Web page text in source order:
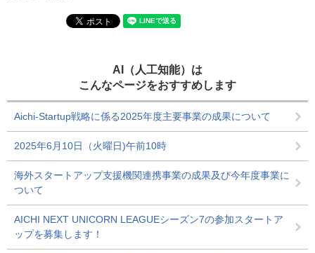
AI（人工知能）は
こんなページをおすすめします
Aichi-Startup戦略に係る2025年度主要事業の成果について
2025年6月10日（火曜日)午前10時
海外スタートアップ支援機関連携事業の成果及び今年度事業に
ついて
AICHI NEXT UNICORN LEAGUEシーズン7の参加スタートア
ップを募集します！